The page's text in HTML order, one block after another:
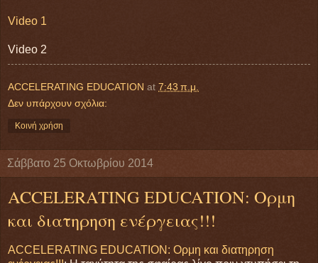
Video 1
Video 2
ACCELERATING EDUCATION at 7:43 π.μ.
Δεν υπάρχουν σχόλια:
Κοινή χρήση
Σάββατο 25 Οκτωβρίου 2014
ACCELERATING EDUCATION: Ορμη
και διατηρηση ενέργειας!!!
ACCELERATING EDUCATION: Ορμη και διατηρηση